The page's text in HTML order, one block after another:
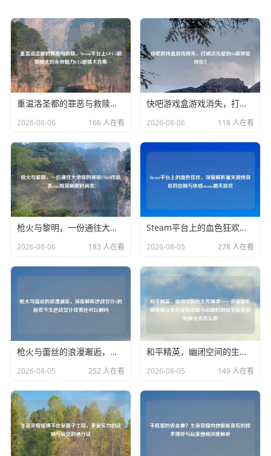
重温洛圣都的罪恶与救赎，Steam平台上GTA 5剧情模式的永恒魅力GTA剧情大合集
2026-08-06 166 人在看
快吧游戏盒游戏消失，打破次元壁的3A新体验何在？
2026-08-06 118 人在看
枪火与黎明，一份通往大地球的硬核CSGO作息表csgo周常刷新时间表
2026-08-06 183 人在看
Steam平台上的血色狂欢，深度解析屠夫游戏背后的恐惧与 steam屠夫游戏
2026-08-05 278 人在看
枪火与蕾丝的浪漫邂逅，深度解析逆战女仆1的前世今生逆战女仆线索还可以刷吗
2026-08-05 252 人在看
和平精英，幽闭空间的生死博弈——深度解析做电梯任务的硬核攻略与心跳时刻和平精英做电梯任务怎么做
2026-08-05 149 人在看